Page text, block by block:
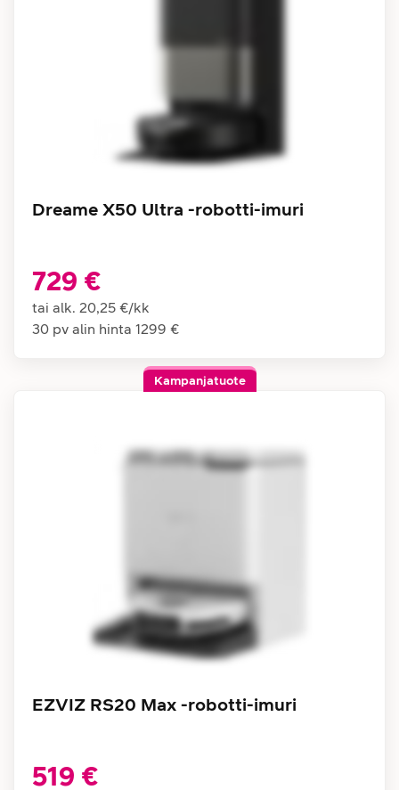
Dreame X50 Ultra -robotti-imuri
729 €
tai alk. 20,25 €/kk
30 pv alin hinta 1299 €
Kampanjatuote
EZVIZ RS20 Max -robotti-imuri
519 €